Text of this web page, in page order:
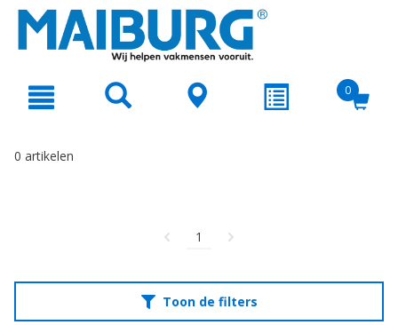
text.skipToNavigation
0
0 artikelen
1
Toon de filters